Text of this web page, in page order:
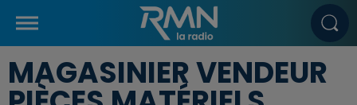
MAGASINIER VENDEUR